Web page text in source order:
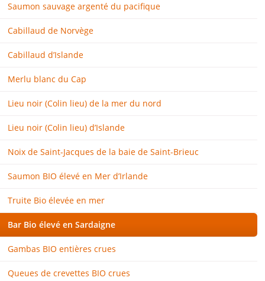
Saumon sauvage argenté du pacifique
Cabillaud de Norvège
Cabillaud d’Islande
Merlu blanc du Cap
Lieu noir (Colin lieu) de la mer du nord
Lieu noir (Colin lieu) d’Islande
Noix de Saint-Jacques de la baie de Saint-Brieuc
Saumon BIO élevé en Mer d’Irlande
Truite Bio élevée en mer
Bar Bio élevé en Sardaigne
Gambas BIO entières crues
Queues de crevettes BIO crues